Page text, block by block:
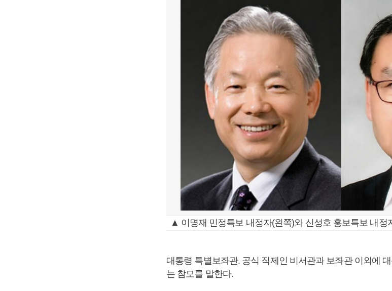
▲ 이명재 민정특보 내정자(왼쪽)와 신성호 홍보특보 내정
대통령 특별보좌관. 공식 직제인 비서관과 보좌관 이외에
는 참모를 말한다.